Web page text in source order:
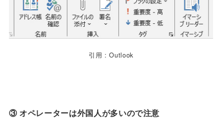
引用 : Outlook
③ オペレーターは外国人が多いので注意